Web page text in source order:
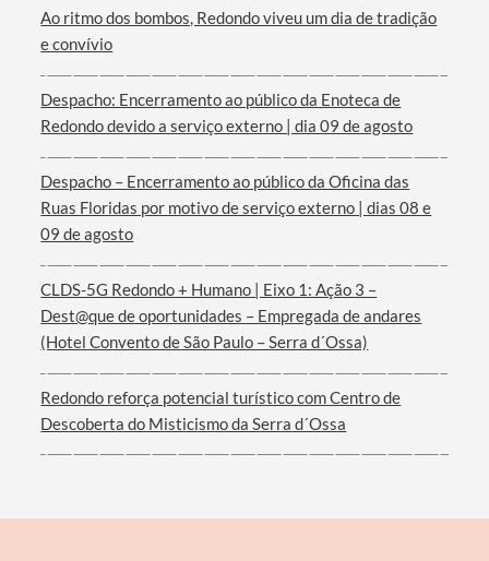
Termo de Pesquisa
Categorias gerais
Filtros
Ao ritmo dos bombos, Redondo viveu um dia de tradição
e convívio
Despacho: Encerramento ao público da Enoteca de
Redondo devido a serviço externo | dia 09 de agosto
Despacho – Encerramento ao público da Oficina das
Ruas Floridas por motivo de serviço externo | dias 08 e
09 de agosto
CLDS-5G Redondo + Humano | Eixo 1: Ação 3 –
Dest@que de oportunidades – Empregada de andares
(Hotel Convento de São Paulo – Serra d´Ossa)
Redondo reforça potencial turístico com Centro de
Descoberta do Misticismo da Serra d´Ossa